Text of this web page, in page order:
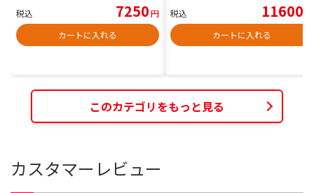
税込 7250円
カートに入れる
税込 11600
カートに入れる
このカテゴリをもっと見る
カスタマーレビュー